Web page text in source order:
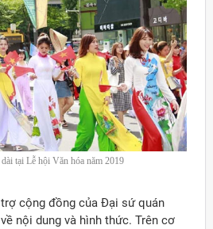
tại Lễ hội Văn hóa năm 2019
cộng đồng của Đại sứ quán
nội dung và hình thức. Trên cơ